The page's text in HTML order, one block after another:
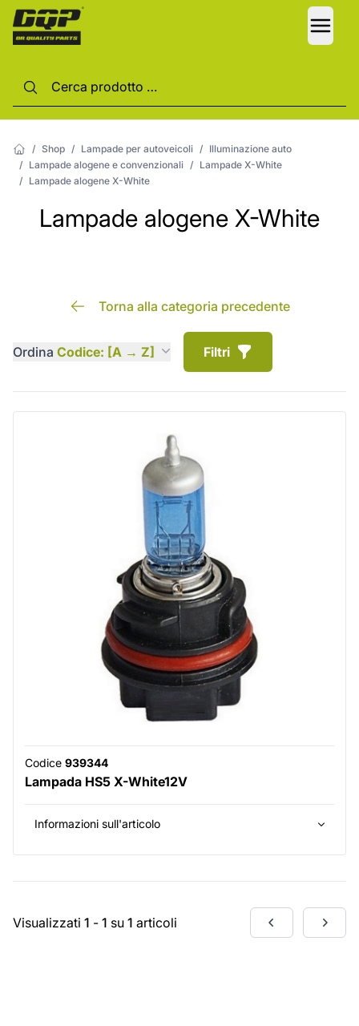
/ Shop / Lampade per autoveicoli / Illuminazione auto
/ Lampade alogene e convenzionali / Lampade X-White
/ Lampade alogene X-White
Lampade alogene X-White
Torna alla categoria precedente
Ordina Codice: [A → Z] Filtri
Codice 939344
Lampada HS5 X-White12V
Informazioni sull'articolo
Visualizzati 1 - 1 su 1 articoli